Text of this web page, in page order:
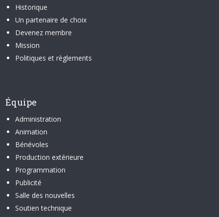
Historique
Un partenaire de choix
Devenez membre
Mission
Politiques et règlements
Équipe
Administration
Animation
Bénévoles
Production extérieure
Programmation
Publicité
Salle des nouvelles
Soutien technique